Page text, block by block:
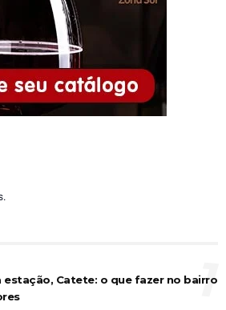
estação, Catete: o que fazer no bairro
1